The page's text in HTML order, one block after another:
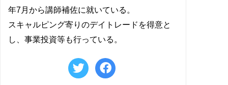
年7月から講師補佐に就いている。
スキャルピング寄りのデイトレードを得意と
し、事業投資等も行っている。